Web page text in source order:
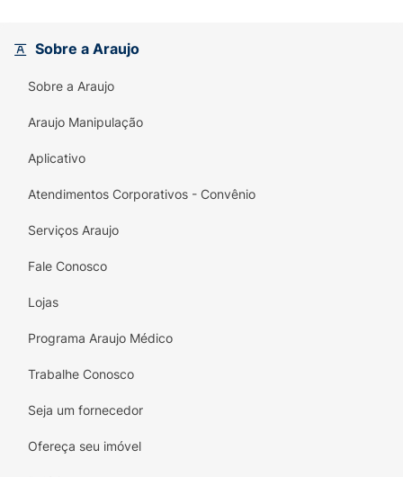
que garantem a melhor textura.
Sabor Intenso:
para um aroma e paladar marcantes.
Lanche Saudável:
furo para gancho, facilitando o
Sobre a Araujo
Sobre a Araujo
Araujo Manipulação
Aplicativo
Atendimentos Corporativos - Convênio
Serviços Araujo
Fale Conosco
Lojas
Programa Araujo Médico
Trabalhe Conosco
Seja um fornecedor
Ofereça seu imóvel